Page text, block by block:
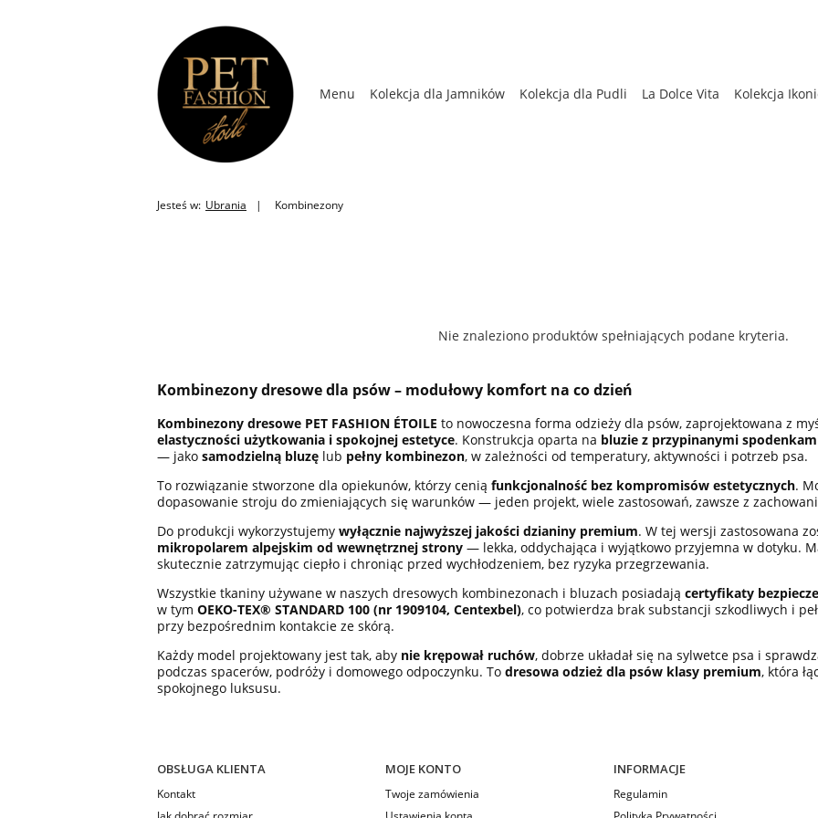
Menu Kolekcja dla Jamników Kolekcja dla Pudli La Dolce Vita Kolekcja
Jesteś w: Ubrania Kombinezony
Nie znaleziono produktów spełniających podane kryteria.
Kombinezony dresowe dla psów – modułowy komfort na co dzień
Kombinezony dresowe PET FASHION ÉTOILE to nowoczesna forma odzieży dla psów, zaprojektowana z
elastyczności użytkowania i spokojnej estetyce. Konstrukcja oparta na bluzie z przypinanymi
— jako samodzielną bluzę lub pełny kombinezon, w zależności od temperatury, aktywności i potrzeb psa.
To rozwiązanie stworzone dla opiekunów, którzy cenią funkcjonalność bez kompromisów estetycznych.
dopasowanie stroju do zmieniających się warunków — jeden projekt, wiele zastosowań, zawsze z
Do produkcji wykorzystujemy wyłącznie najwyższej jakości dzianiny premium. W tej wersji zastosowana
mikropolarem alpejskim od wewnętrznej strony — lekka, oddychająca i wyjątkowo przyjemna w dotyku.
skutecznie zatrzymując ciepło i chroniąc przed wychłodzeniem, bez ryzyka przegrzewania.
Wszystkie tkaniny używane w naszych dresowych kombinezonach i bluzach posiadają certyfikaty
w tym OEKO-TEX® STANDARD 100 (nr 1909104, Centexbel), co potwierdza brak substancji szkodliwych i
przy bezpośrednim kontakcie ze skórą.
Każdy model projektowany jest tak, aby nie krępował ruchów, dobrze układał się na sylwetce psa i
podczas spacerów, podróży i domowego odpoczynku. To dresowa odzież dla psów klasy premium, która
spokojnego luksusu.
OBSŁUGA KLIENTA
Kontakt
MOJE KONTO
Twoje zamówienia
INFORMACJE
Regulamin